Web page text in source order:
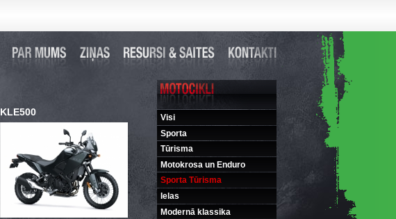
Visi
Sporta
Tūrisma
Motokrosa un Enduro
Sporta Tūrisma
Ielas
Modernā klassika
KLE500